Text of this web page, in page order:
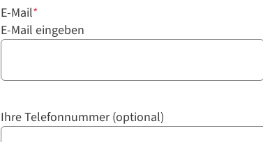
E-Mail*
E-Mail eingeben
Ihre Telefonnummer (optional)